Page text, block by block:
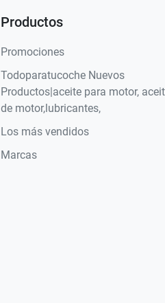
Productos
Promociones
Todoparatucoche Nuevos
Productos|aceite para motor,
de motor,lubricantes,
Los más vendidos
Marcas